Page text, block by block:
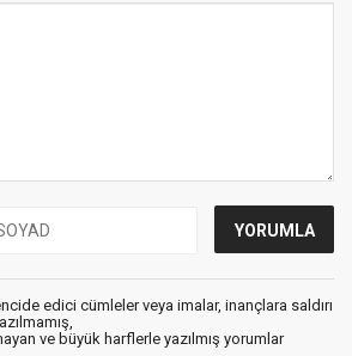
edici cümleler veya imalar, inançlara saldırı
ve büyük harflerle yazılmış yorumlar